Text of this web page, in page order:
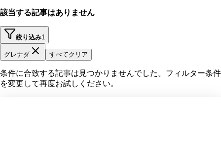
該当する記事はありません
絞り込み1
グレナダ すべてクリア
条件に合致する記事は見つかりませんでした。フィルター条件
を変更して再度お試しください。